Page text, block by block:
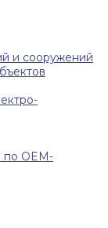
и сооружений
по OEM-